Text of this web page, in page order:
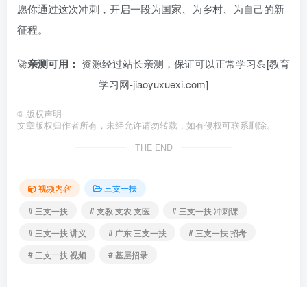
愿你通过这次冲刺，开启一段为国家、为乡村、为自己的新
征程。
🚀亲测可用： 资源经过站长亲测，保证可以正常学习💪[教育
学习网-jiaoyuxuexi.com]
© 版权声明
文章版权归作者所有，未经允许请勿转载，如有侵权可联系删除。
THE END
视频内容
三支一扶
# 三支一扶
# 支教 支农 支医
# 三支一扶 冲刺课
# 三支一扶 讲义
# 广东 三支一扶
# 三支一扶 招考
# 三支一扶 视频
# 基层招录